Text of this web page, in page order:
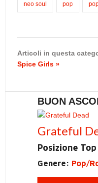
neo soul pop
Articoli in questa
Spice Girls »
BUON
Grateful
Posizione
Genere: Pop/